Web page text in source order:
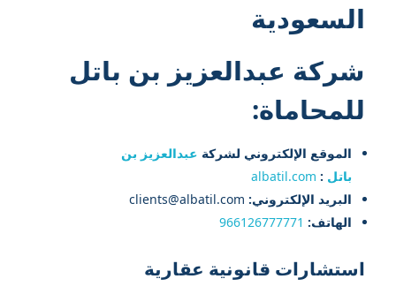
السعودية
شركة عبدالعزيز بن باتل
للمحاماة:
الموقع الإلكتروني لشركة عبدالعزيز بن
باتل :
albatil.com
البريد الإلكتروني:
الهاتف: 966126777771
استشارات قانونية عقارية